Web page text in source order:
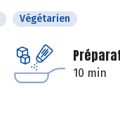
Végétarien
10 min